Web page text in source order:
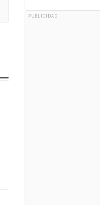
PUBLICIDAD